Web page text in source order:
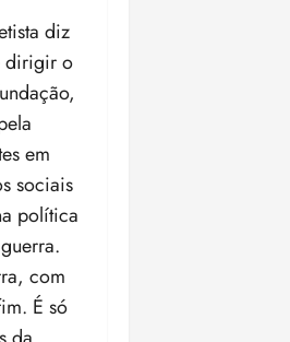
diz
dirigir o
em
sociais
política
com
É só